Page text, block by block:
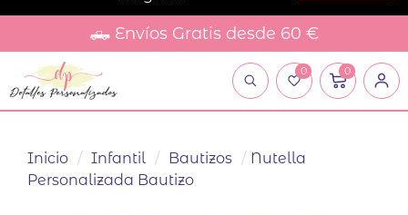
🛻 Envíos Gratis desde 60 €
0 0
Inicio / Infantil / Bautizos / Nutella
Personalizada Bautizo